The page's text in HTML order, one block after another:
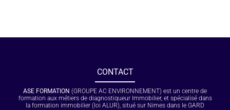
CONTACT
ASE FORMATION (GROUPE AC ENVIRONNEMENT) est un centre de
formation aux métiers de diagnostiqueur Immobilier, et spécialisé dans
la formation immobilier (loi ALUR), situé sur Nimes dans le GARD